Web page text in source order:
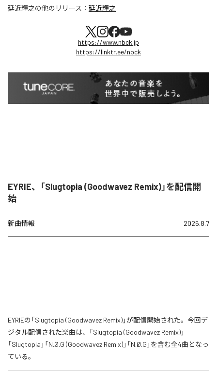
延近輝之の他のリリース： 延近輝之
https://www.nbck.jp
https://linktr.ee/nbck
EYRIE、「Slugtopia (Goodwavez Remix)」を配信開
始
新曲情報 2026.8.7
EYRIEの「Slugtopia (Goodwavez Remix)」が配信開始された。今回デ
ジタル配信された楽曲は、「Slugtopia (Goodwavez Remix)」
「Slugtopia」「N.Ø.G (Goodwavez Remix)」「N.Ø.G」を含む全4曲となっ
ている。